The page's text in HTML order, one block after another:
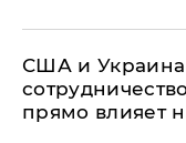
США и Украина
прямо влияет